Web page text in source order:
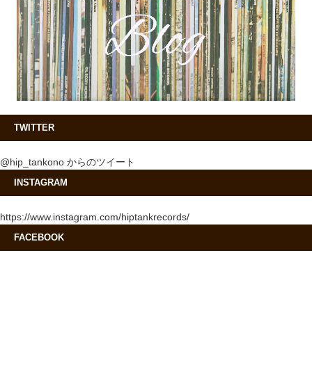
TWITTER
@hip_tankono からのツイート
INSTAGRAM
https://www.instagram.com/hiptankrecords/
FACEBOOK